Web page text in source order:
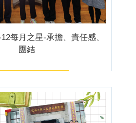
每月之星-承擔、責任感、
團結